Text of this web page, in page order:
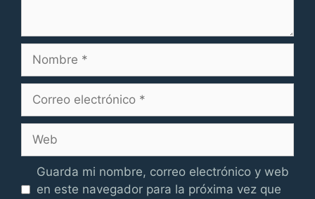
Nombre
Correo
Web
Guarda mi nombre, correo electrónico y web
en este navegador para la próxima vez que